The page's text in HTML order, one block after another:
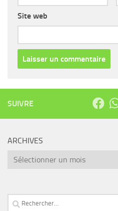
Site web
SUIVRE
ARCHIVES
Archives
Rechercher :